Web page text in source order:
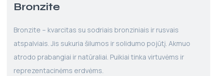
Bronzite
Bronzite – kvarcitas su sodriais bronziniais ir rusvais
atspalviais. Jis sukuria šilumos ir solidumo pojūtį. Akmuo
atrodo prabangiai ir natūraliai. Puikiai tinka virtuvėms ir
reprezentacinėms erdvėms.